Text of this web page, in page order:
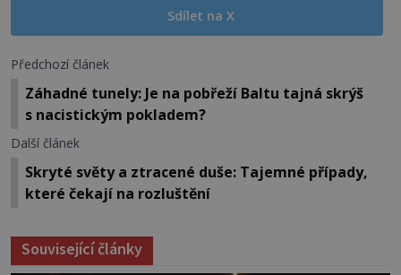
Sdílet na X
Předchozí článek
Záhadné tunely: Je na pobřeží Baltu tajná skrýš
s nacistickým pokladem?
Další článek
Skryté světy a ztracené duše: Tajemné případy,
které čekají na rozluštění
Související články